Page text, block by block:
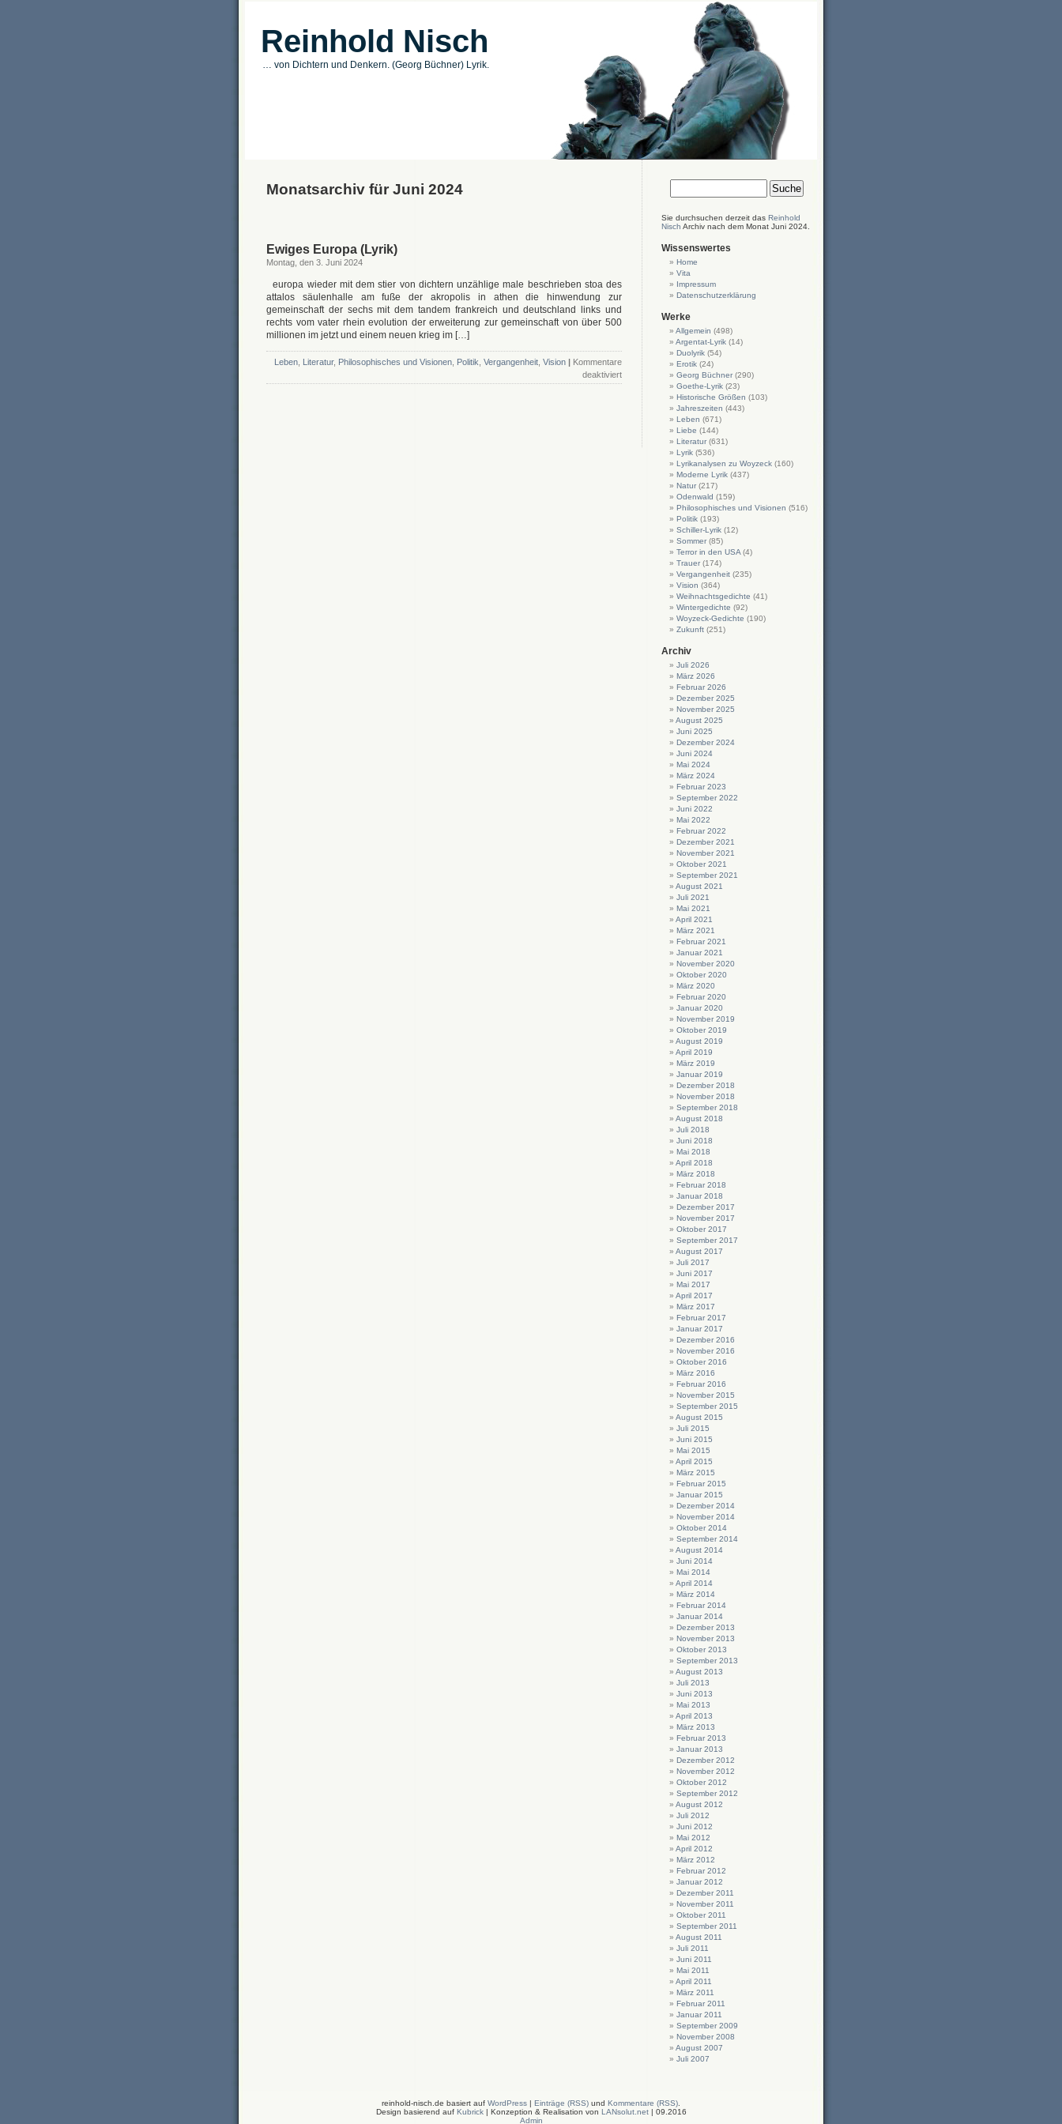
Reinhold Nisch
… von Dichtern und Denkern. (Georg Büchner) Lyrik.
Monatsarchiv für Juni 2024
Ewiges Europa (Lyrik)
Montag, den 3. Juni 2024
europa wieder mit dem stier von dichtern unzählige male beschrieben stoa des
attalos säulenhalle am fuße der akropolis in athen die hinwendung zur
gemeinschaft der sechs mit dem tandem frankreich und deutschland links und
rechts vom vater rhein evolution der erweiterung zur gemeinschaft von über 500
millionen im jetzt und einem neuen krieg im […]
Leben Literatur, Philosophisches und Visionen Politik Vergangenheit Vision | Kommentare
deaktiviertfür
Ewiges
Europa
(Lyrik)
Sie durchsuchen derzeit das Reinhold
Nisch Archiv nach dem Monat Juni 2024.
Wissenswertes
Home
Vita
Impressum
Datenschutzerklärung
Werke
Allgemein (498)
Argentat-Lyrik (14)
Duolyrik (54)
Erotik (24)
Georg Büchner (290)
Goethe-Lyrik (23)
Historische Größen (103)
Jahreszeiten (443)
Leben (671)
Liebe (144)
Literatur (631)
Lyrik (536)
Lyrikanalysen zu Woyzeck (160)
Moderne Lyrik (437)
Natur (217)
Odenwald (159)
Philosophisches und Visionen (516)
Politik (193)
Schiller-Lyrik (12)
Sommer (85)
Terror in den USA (4)
Trauer (174)
Vergangenheit (235)
Vision (364)
Weihnachtsgedichte (41)
Wintergedichte (92)
Woyzeck-Gedichte (190)
Zukunft (251)
Archiv
Juli 2026
März 2026
Februar 2026
Dezember 2025
November 2025
August 2025
Juni 2025
Dezember 2024
Juni 2024
Mai 2024
März 2024
Februar 2023
September 2022
Juni 2022
Mai 2022
Februar 2022
Dezember 2021
November 2021
Oktober 2021
September 2021
August 2021
Juli 2021
Mai 2021
April 2021
März 2021
Februar 2021
Januar 2021
November 2020
Oktober 2020
März 2020
Februar 2020
Januar 2020
November 2019
Oktober 2019
August 2019
April 2019
März 2019
Januar 2019
Dezember 2018
November 2018
September 2018
August 2018
Juli 2018
Juni 2018
Mai 2018
April 2018
März 2018
Februar 2018
Januar 2018
Dezember 2017
November 2017
Oktober 2017
September 2017
August 2017
Juli 2017
Juni 2017
Mai 2017
April 2017
März 2017
Februar 2017
Januar 2017
Dezember 2016
November 2016
Oktober 2016
März 2016
Februar 2016
November 2015
September 2015
August 2015
Juli 2015
Juni 2015
Mai 2015
April 2015
März 2015
Februar 2015
Januar 2015
Dezember 2014
November 2014
Oktober 2014
September 2014
August 2014
Juni 2014
Mai 2014
April 2014
März 2014
Februar 2014
Januar 2014
Dezember 2013
November 2013
Oktober 2013
September 2013
August 2013
Juli 2013
Juni 2013
Mai 2013
April 2013
März 2013
Februar 2013
Januar 2013
Dezember 2012
November 2012
Oktober 2012
September 2012
August 2012
Juli 2012
Juni 2012
Mai 2012
April 2012
März 2012
Februar 2012
Januar 2012
Dezember 2011
November 2011
Oktober 2011
September 2011
August 2011
Juli 2011
Juni 2011
Mai 2011
April 2011
März 2011
Februar 2011
Januar 2011
September 2009
November 2008
August 2007
Juli 2007
reinhold-nisch.de basiert auf WordPress | Einträge (RSS) und Kommentare (RSS)
Design basierend auf Kubrick| Konzeption & Realisation von LANsolut.net | 09.2016
Admin